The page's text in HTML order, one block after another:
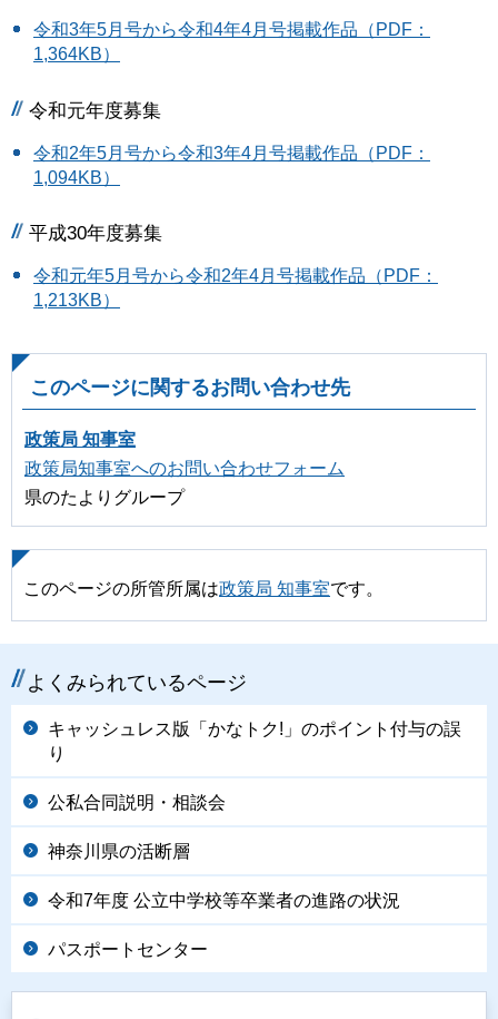
令和3年5月号から令和4年4月号掲載作品（PDF：
1,364KB）
令和元年度募集
令和2年5月号から令和3年4月号掲載作品（PDF：
1,094KB）
平成30年度募集
令和元年5⽉号から令和2年4⽉号掲載作品（PDF：
1,213KB）
このページに関するお問い合わせ先
政策局 知事室
政策局知事室へのお問い合わせフォーム
県のたよりグループ
このページの所管所属は政策局 知事室です。
よくみられているページ
キャッシュレス版「かなトク!」のポイント付与の誤
り
公私合同説明・相談会
神奈川県の活断層
令和7年度 公立中学校等卒業者の進路の状況
パスポートセンター